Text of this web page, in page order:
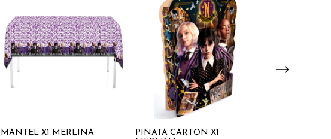
MANTEL X1 MERLINA
PIÑATA CARTON X1